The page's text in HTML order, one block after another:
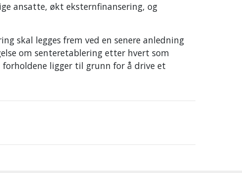
ansatte, økt eksternfinansering, og
skal legges frem ved en senere anledning
om senteretablering etter hvert som
ligger til grunn for å drive et